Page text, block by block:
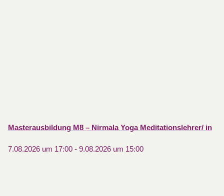
Masterausbildung M8 – Nirmala Yoga Meditationslehrer/ in
7.08.2026 um 17:00- 9.08.2026 um 15:00